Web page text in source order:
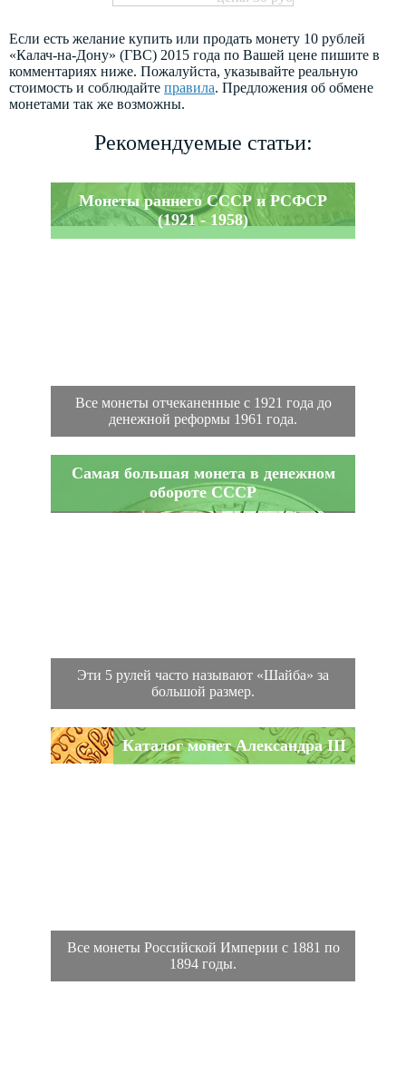
Если есть желание купить или продать монету 10 рублей
«Калач-на-Дону» (ГВС) 2015 года по Вашей цене пишите в
комментариях ниже. Пожалуйста, указывайте реальную
стоимость и соблюдайте правила. Предложения об обмене
монетами так же возможны.
Рекомендуемые статьи:
Монеты раннего СССР и РСФСР
(1921 - 1958)
Все монеты отчеканенные с 1921 года до
денежной реформы 1961 года.
Самая большая монета в денежном
обороте СССР
Эти 5 рулей часто называют «Шайба» за
большой размер.
Каталог монет Александра III
Все монеты Российской Империи с 1881 по
1894 годы.